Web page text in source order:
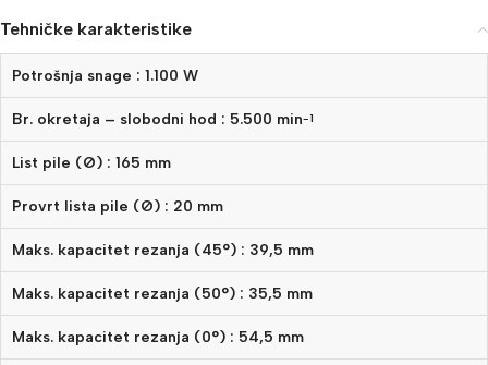
Tehničke karakteristike
Potrošnja snage : 1.100 W
Br. okretaja – slobodni hod : 5.500 min-1
List pile (Ø) : 165 mm
Provrt lista pile (Ø) : 20 mm
Maks. kapacitet rezanja (45°) : 39,5 mm
Maks. kapacitet rezanja (50°) : 35,5 mm
Maks. kapacitet rezanja (0°) : 54,5 mm